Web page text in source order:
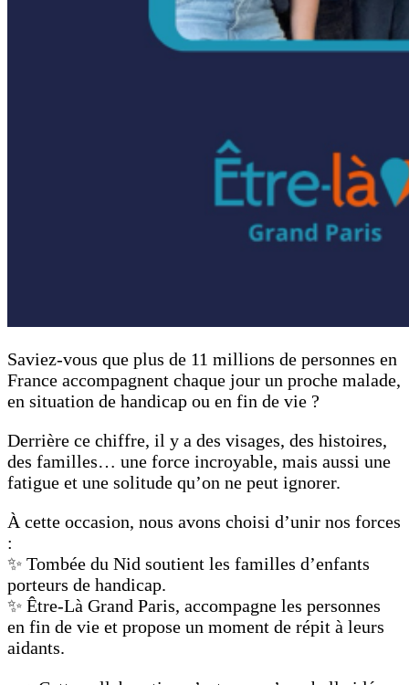
Saviez-vous que plus de 11 millions de personnes en
France accompagnent chaque jour un proche malade,
en situation de handicap ou en fin de vie ?
Derrière ce chiffre, il y a des visages, des histoires,
des familles… une force incroyable, mais aussi une
fatigue et une solitude qu’on ne peut ignorer.
À cette occasion, nous avons choisi d’unir nos forces
:
✨ Tombée du Nid soutient les familles d’enfants
porteurs de handicap.
✨ Être-Là Grand Paris, accompagne les personnes
en fin de vie et propose un moment de répit à leurs
aidants.